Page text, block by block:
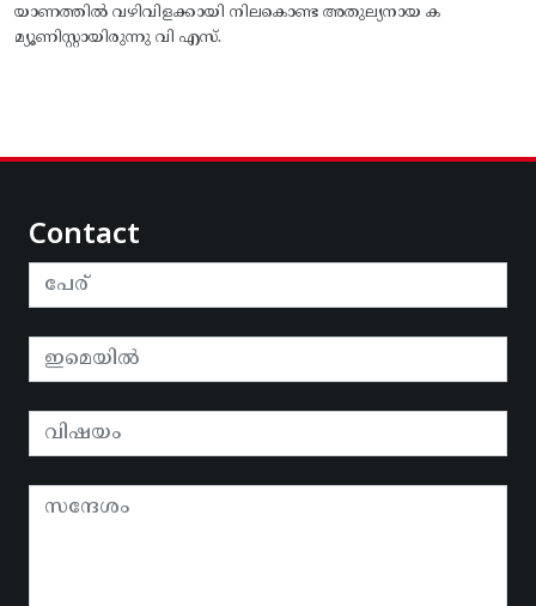
യാണത്തിൽ വഴിവിളക്കായി നിലകൊണ്ട അതുല്യനായ ക
മ്യൂണിസ്റ്റായിരുന്നു വി എസ്.
Contact